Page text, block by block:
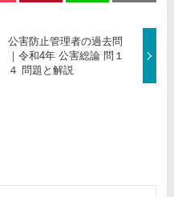
公害防止管理者の過去問
｜令和4年 公害総論 問１
４ 問題と解説